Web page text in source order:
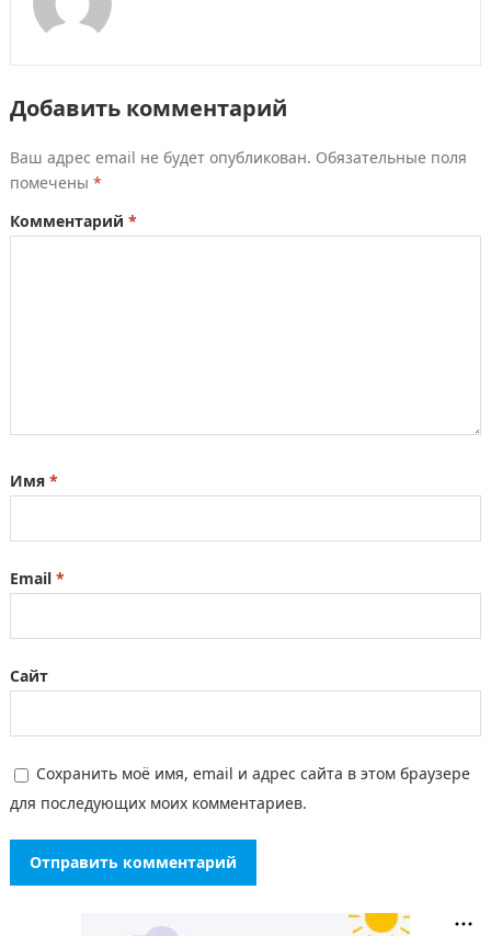
Добавить комментарий
Ваш адрес email не будет опубликован. Обязательные поля
помечены *
Комментарий *
Имя *
Email *
Сайт
Сохранить моё имя, email и адрес сайта в этом браузере
для последующих моих комментариев.